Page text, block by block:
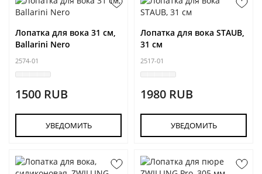
Лопатка для вока 31 см,
Ballarini Nero
2574-01
1500 RUB
УВЕДОМИТЬ
Лопатка для вока STAUB,
31 см
2517-01
1980 RUB
УВЕДОМИТЬ